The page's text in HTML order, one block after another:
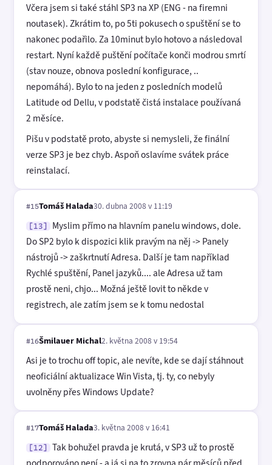
Včera jsem si také stáhl SP3 na XP (ENG - na firemni
noutasek). Zkrátim to, po 5ti pokusech o spuštění se to
nakonec podařilo. Za 10minut bylo hotovo a následoval
restart. Nyní každě puštění počítače konči modrou smrtí
(stav nouze, obnova poslední konfigurace, ..
nepomáhá). Bylo to na jeden z posledních modelů
Latitude od Dellu, v podstatě čistá instalace používaná
2 měsíce.
Pišu v podstatě proto, abyste si nemysleli, že finální
verze SP3 je bez chyb. Aspoň oslavíme svátek práce
reinstalací.
#15Tomáš Halada30. dubna 2008 v 11:19
[13]
Myslim přímo na hlavním panelu windows, dole.
Do SP2 bylo k dispozici klik pravým na něj -> Panely
nástrojů -> zaškrtnutí Adresa. Další je tam například
Rychlé spuštění, Panel jazyků.... ale Adresa už tam
prostě neni, chjo... Možná ještě lovit to někde v
registrech, ale zatím jsem se k tomu nedostal
#16Šmilauer Michal2. května 2008 v 19:54
Asi je to trochu off topic, ale nevíte, kde se dají stáhnout
neoficiální aktualizace Win Vista, tj. ty, co nebyly
uvolněny přes Windows Update?
#17Tomáš Halada3. května 2008 v 16:41
[12]
Tak bohužel pravda je krutá, v SP3 už to prostě